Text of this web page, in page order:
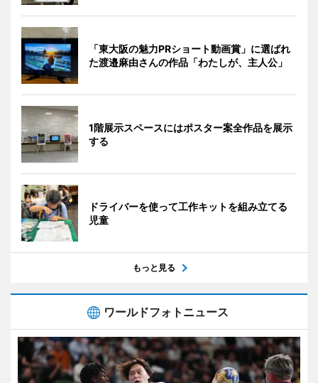
「東大阪の魅力PRショート動画賞」に選ばれ
た渡邉麻由さんの作品「わたしが、主人公」
1階展示スペースにはポスター案全作品を展示
する
ドライバーを使って工作キットを組み立てる
児童
もっと見る
ワールドフォトニュース